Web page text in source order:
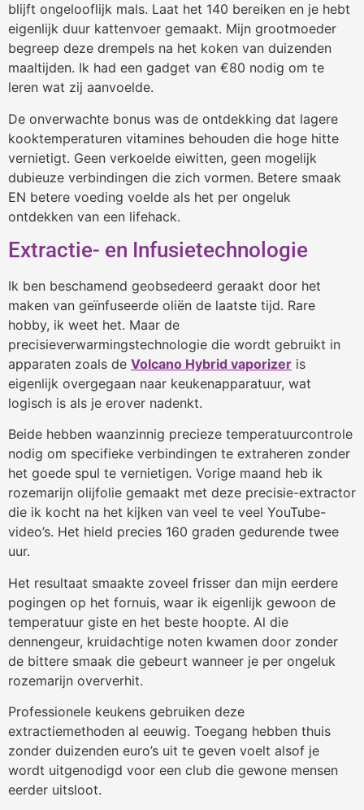
blijft ongelooflijk mals. Laat het 140 bereiken en je hebt
eigenlijk duur kattenvoer gemaakt. Mijn grootmoeder
begreep deze drempels na het koken van duizenden
maaltijden. Ik had een gadget van €80 nodig om te
leren wat zij aanvoelde.
De onverwachte bonus was de ontdekking dat lagere
kooktemperaturen vitamines behouden die hoge hitte
vernietigt. Geen verkoelde eiwitten, geen mogelijk
dubieuze verbindingen die zich vormen. Betere smaak
EN betere voeding voelde als het per ongeluk
ontdekken van een lifehack.
Extractie- en Infusietechnologie
Ik ben beschamend geobsedeerd geraakt door het
maken van geïnfuseerde oliën de laatste tijd. Rare
hobby, ik weet het. Maar de
precisieverwarmingstechnologie die wordt gebruikt in
apparaten zoals de Volcano Hybrid vaporizer is
eigenlijk overgegaan naar keukenapparatuur, wat
logisch is als je erover nadenkt.
Beide hebben waanzinnig precieze temperatuurcontrole
nodig om specifieke verbindingen te extraheren zonder
het goede spul te vernietigen. Vorige maand heb ik
rozemarijn olijfolie gemaakt met deze precisie-extractor
die ik kocht na het kijken van veel te veel YouTube-
video’s. Het hield precies 160 graden gedurende twee
uur.
Het resultaat smaakte zoveel frisser dan mijn eerdere
pogingen op het fornuis, waar ik eigenlijk gewoon de
temperatuur giste en het beste hoopte. Al die
dennengeur, kruidachtige noten kwamen door zonder
de bittere smaak die gebeurt wanneer je per ongeluk
rozemarijn oververhit.
Professionele keukens gebruiken deze
extractiemethoden al eeuwig. Toegang hebben thuis
zonder duizenden euro’s uit te geven voelt alsof je
wordt uitgenodigd voor een club die gewone mensen
eerder uitsloot.